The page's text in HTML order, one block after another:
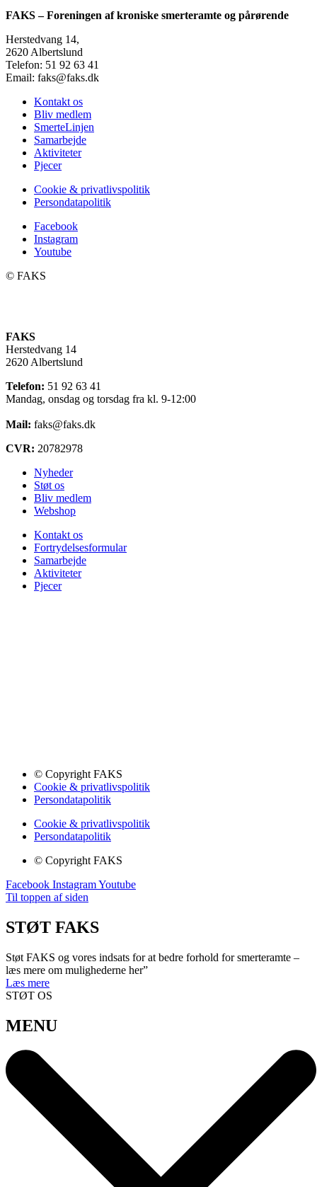
FAKS – Foreningen af kroniske smerteramte og pårørende
Herstedvang 14,
2620 Albertslund
Telefon: 51 92 63 41
Email: faks@faks.dk
Kontakt os
Bliv medlem
SmerteLinjen
Samarbejde
Aktiviteter
Pjecer
Cookie & privatlivspolitik
Persondatapolitik
Facebook
Instagram
Youtube
©️ FAKS
FAKS
Herstedvang 14
2620 Albertslund
Telefon: 51 92 63 41
Mandag, onsdag og torsdag fra kl. 9-12:00
Mail: faks@faks.dk
CVR: 20782978
Nyheder
Støt os
Bliv medlem
Webshop
Kontakt os
Fortrydelsesformular
Samarbejde
Aktiviteter
Pjecer
© Copyright FAKS
Cookie & privatlivspolitik
Persondatapolitik
Cookie & privatlivspolitik
Persondatapolitik
© Copyright FAKS
Facebook InstagramYoutube
Til toppen af siden
STØT FAKS
Støt FAKS og vores indsats for at bedre forhold for smerteramte –
læs mere om mulighederne her”
Læs mere
STØT OS
MENU